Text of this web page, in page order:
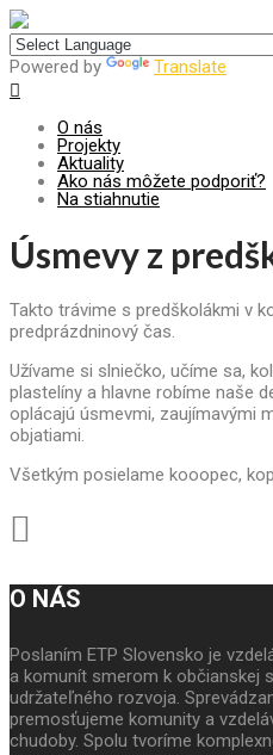
Powered by Translate
O nás
Projekty
Aktuality
Ako nás môžete podporiť?
Na stiahnutie
Úsmevy z
Takto trávime s predškolákmi v
predprázdninový čas.
Užívame si slniečko, učíme sa,
plastelíny a hlavne robíme naše
oplácajú úsmevmi, zaujímavými
objatiami.
Všetkým posielame kooopec,
O NÁS
Poslaním ETP Slovensko je
a komunít smerom k občianskej
udržateľného rozvoja.
premosťujeme komunity a
chudoby. Spolu tvoríme